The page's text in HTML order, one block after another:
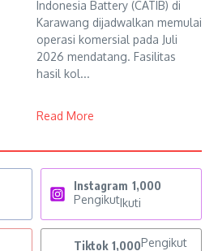
Indonesia Battery (CATIB) di
Karawang dijadwalkan memulai
operasi komersial pada Juli
2026 mendatang. Fasilitas
hasil kol...
Read More
Instagram 1,000
PengikutIkuti
Tiktok 1,000Pengikut